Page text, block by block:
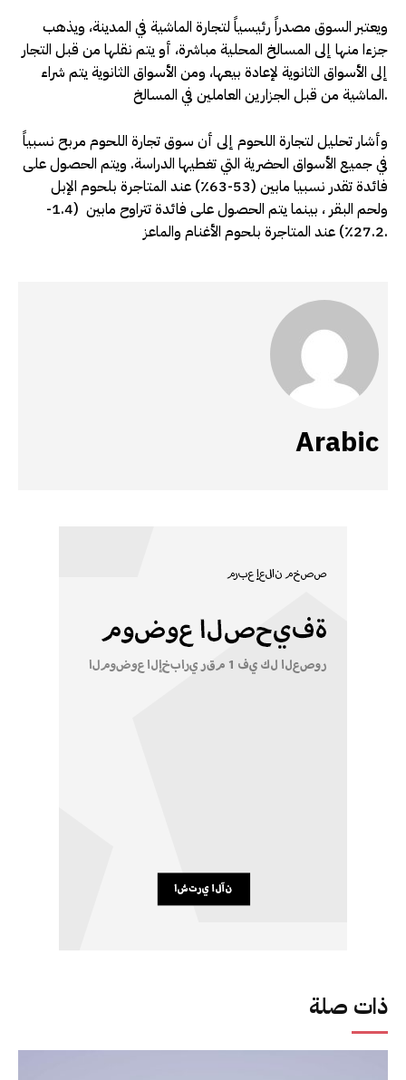
ذات صلة
ويعتبر السوق مصدراً رئيسياً لتجارة الماشية في المدينة، ويذهب
جزءا منها إلى المسالخ المحلية مباشرة، أو يتم نقلها من قبل التجار
إلى الأسواق الثانوية لإعادة بيعها، ومن الأسواق الثانوية يتم شراء
الماشية من قبل الجزارين العاملين في المسالخ.
وأشار تحليل لتجارة اللحوم إلى أن سوق تجارة اللحوم مربح نسبياً
في جميع الأسواق الحضرية التي تغطيها الدراسة. ويتم الحصول على
فائدة تقدر نسبيا مابين (53-63٪) عند المتاجرة بلحوم الإبل
ولحم البقر ، بينما يتم الحصول على فائدة تتراوح مابين (1.4-
27.2٪) عند المتاجرة بلحوم الأغنام والماعز.
Arabic